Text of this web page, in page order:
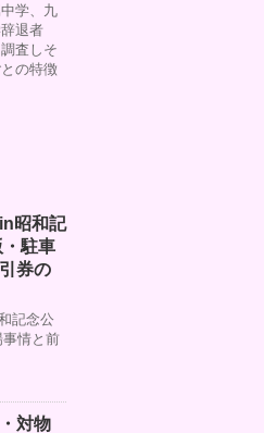
学、九
退者
査しそ
の特徴
昭和記
駐車
券の
記念公
事情と前
対物